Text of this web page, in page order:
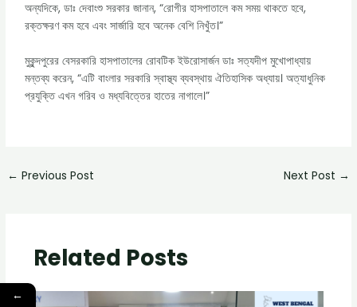
অন্যদিকে, ডাঃ দেবাংশু সরকার জানান, “রোগীর হাসপাতালে কম সময় থাকতে হবে,
রক্তক্ষরণ কম হবে এবং সার্জারি হবে অনেক বেশি নিখুঁত।”
মুকুন্দপুরের বেসরকারি হাসপাতালের রোবটিক ইউরোসার্জন ডাঃ সত্যদীপ মুখোপাধ্যায়
মন্তব্য করেন, “এটি বাংলার সরকারি স্বাস্থ্য ব্যবস্থায় ঐতিহাসিক অধ্যায়। অত্যাধুনিক
প্রযুক্তি এখন গরিব ও মধ্যবিত্তের হাতের নাগালে।”
← Previous Post Next Post →
Related Posts
←